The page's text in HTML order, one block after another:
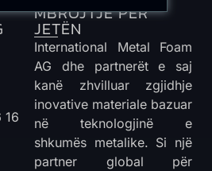
16
MBROJTJE PËR
JETËN
International Metal Foam
AG dhe partnerët e saj
kanë zhvilluar zgjidhje
inovative materiale bazuar
në teknologjinë e
shkumës metalike. Si një
partner global për